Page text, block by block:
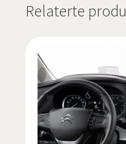
Relaterte